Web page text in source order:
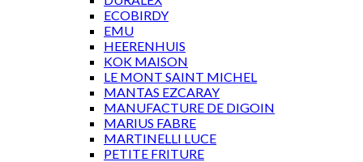
ECOBIRDY
EMU
HEERENHUIS
KOK MAISON
LE MONT SAINT MICHEL
MANTAS EZCARAY
MANUFACTURE DE DIGOIN
MARIUS FABRE
MARTINELLI LUCE
PETITE FRITURE